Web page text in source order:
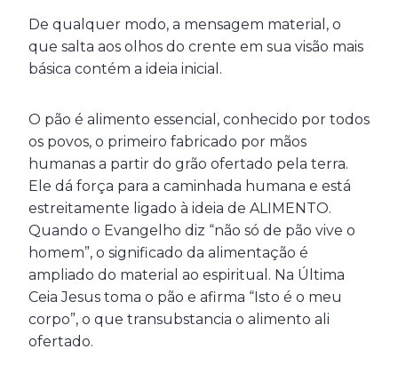
De qualquer modo, a mensagem material, o
que salta aos olhos do crente em sua visão mais
básica contém a ideia inicial.
O pão é alimento essencial, conhecido por todos
os povos, o primeiro fabricado por mãos
humanas a partir do grão ofertado pela terra.
Ele dá força para a caminhada humana e está
estreitamente ligado à ideia de ALIMENTO.
Quando o Evangelho diz “não só de pão vive o
homem”, o significado da alimentação é
ampliado do material ao espiritual. Na Última
Ceia Jesus toma o pão e afirma “Isto é o meu
corpo”, o que transubstancia o alimento ali
ofertado.